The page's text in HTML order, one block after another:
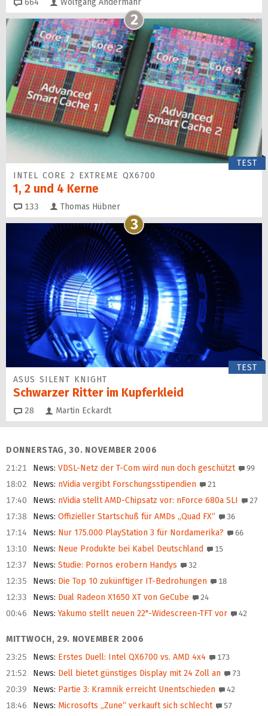
664 Wolfgang Andermahr
2
TEST
INTEL CORE 2 EXTREME QX6700
1, 2 und 4 Kerne
133 Kommentare
Thomas Hübner
3
TEST
ASUS SILENT KNIGHT
Schwarzer Ritter im Kupferkleid
28 Kommentare
Martin Eckardt
DONNERSTAG, 30. NOVEMBER 2006
21:21
News: VDSL-Netz der T-Com wird nun doch geschützt 99
18:02 News: nVidia vergibt Forschungsstipendien 21
17:40 News: nVidia stellt AMD-Chipsatz vor: nForce 680a SLI 27
17:38 News: Offizieller Startschuß für AMDs „Quad FX“ 36
17:14 News: Nur 175.000 PlayStation 3 für Nordamerika? 66
13:10 News: Neue Produkte bei Kabel Deutschland 15
12:37 News: Studie: Pornos erobern Handys 32
12:35 News: Die Top 10 zukünftiger IT-Bedrohungen 18
12:33 News: Dual Radeon X1650 XT von GeCube 24
00:46 News: Yakumo stellt neuen 22"-Widescreen-TFT vor 42
MITTWOCH, 29. NOVEMBER 2006
23:25
News: Erstes Duell: Intel QX6700 vs. AMD 4x4 173
21:52 News: Dell bietet günstiges Display mit 24 Zoll an 73
20:39 News: Partie 3: Kramnik erreicht Unentschieden 42
18:46 News: Microsofts „Zune“ verkauft sich schlecht 57